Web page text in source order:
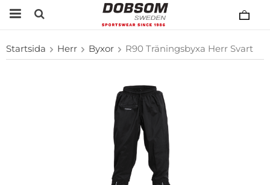
Startsida Herr Byxor R90 Träningsbyxa Herr Svart